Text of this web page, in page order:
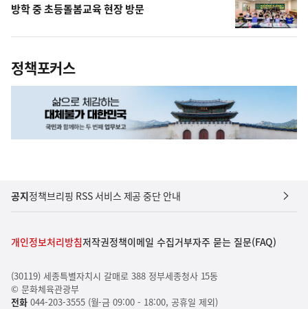
방학 중 초등돌봄교육 현장 방문
정책포커스
공지정책브리핑 RSS 서비스 제공 중단 안내
개인정보처리방침저작권정책이메일 수집거부자주 묻는 질문(FAQ)
(30119) 세종특별자치시 갈매로 388 정부세종청사 15동
© 문화체육관광부
전화044-203-3555 (월-금 09:00 - 18:00, 공휴일 제외)